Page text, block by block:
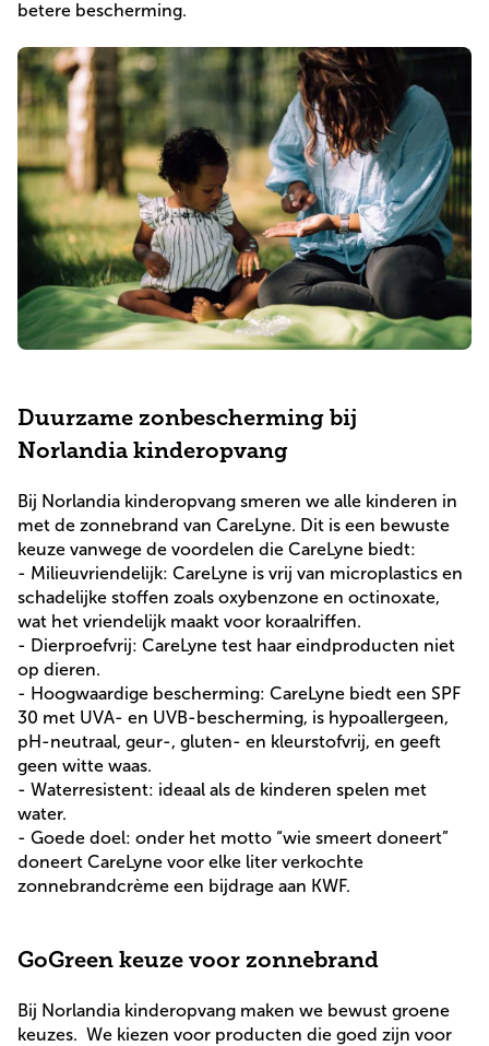
betere bescherming.
Duurzame zonbescherming bij
Norlandia kinderopvang
Bij Norlandia kinderopvang smeren we alle kinderen in
met de zonnebrand van CareLyne. Dit is een bewuste
keuze vanwege de voordelen die CareLyne biedt:
- Milieuvriendelijk: CareLyne is vrij van microplastics en
schadelijke stoffen zoals oxybenzone en octinoxate,
wat het vriendelijk maakt voor koraalriffen.
- Dierproefvrij: CareLyne test haar eindproducten niet
op dieren.
- Hoogwaardige bescherming: CareLyne biedt een SPF
30 met UVA- en UVB-bescherming, is hypoallergeen,
pH-neutraal, geur-, gluten- en kleurstofvrij, en geeft
geen witte waas.
- Waterresistent: ideaal als de kinderen spelen met
water.
- Goede doel: onder het motto “wie smeert doneert”
doneert CareLyne voor elke liter verkochte
zonnebrandcrème een bijdrage aan KWF.
GoGreen keuze voor zonnebrand
Bij Norlandia kinderopvang maken we bewust groene
keuzes. We kiezen voor producten die goed zijn voor